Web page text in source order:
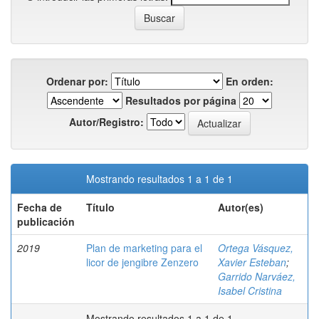
Ordenar por:
En orden:
Resultados por página
Autor/Registro:
Mostrando resultados 1 a 1 de 1
Fecha de
publicación
Título Autor(es)
2019
Plan de marketing para el
licor de jengibre Zenzero
Ortega Vásquez,
Xavier Esteban;
Garrido Narváez,
Isabel Cristina